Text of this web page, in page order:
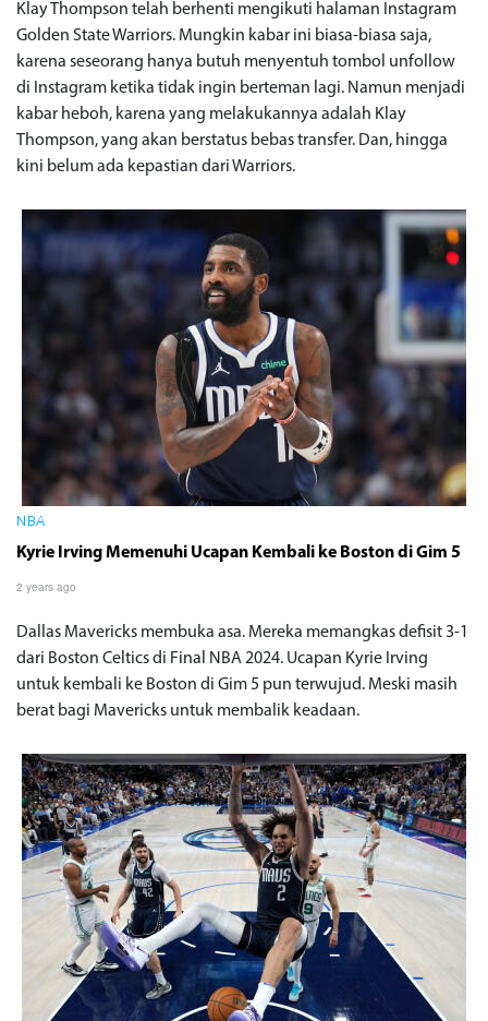
Klay Thompson telah berhenti mengikuti halaman Instagram
Golden State Warriors. Mungkin kabar ini biasa-biasa saja,
karena seseorang hanya butuh menyentuh tombol unfollow
di Instagram ketika tidak ingin berteman lagi. Namun menjadi
kabar heboh, karena yang melakukannya adalah Klay
Thompson, yang akan berstatus bebas transfer. Dan, hingga
kini belum ada kepastian dari Warriors.
NBA
Kyrie Irving Memenuhi Ucapan Kembali ke Boston di Gim 5
2 years ago
Dallas Mavericks membuka asa. Mereka memangkas defisit 3-1
dari Boston Celtics di Final NBA 2024. Ucapan Kyrie Irving
untuk kembali ke Boston di Gim 5 pun terwujud. Meski masih
berat bagi Mavericks untuk membalik keadaan.